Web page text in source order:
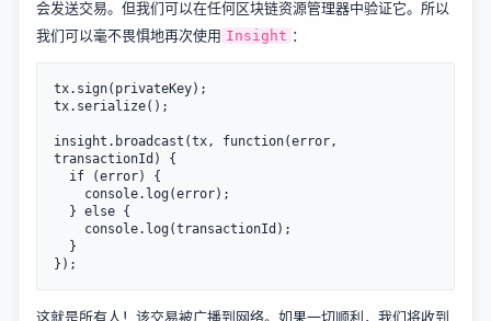
会发送交易。但我们可以在任何区块链资源管理器中验证它。所以
我们可以毫不畏惧地再次使用 Insight ：
tx.sign(privateKey);
tx.serialize();
insight.broadcast(tx, function(error,
transactionId) {
这就是所有人！该交易被广播到网络。如果一切顺利，我们将收到